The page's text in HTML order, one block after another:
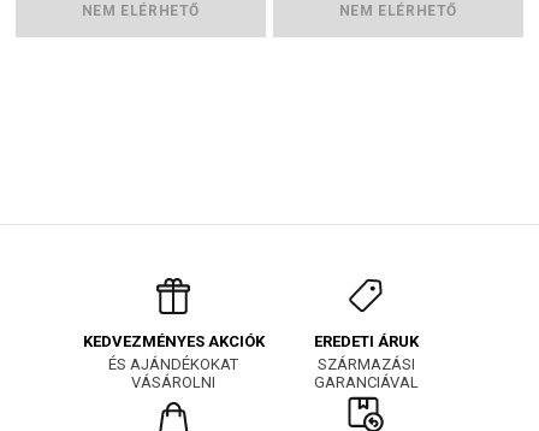
NEM ELÉRHETŐ NEM ELÉRHETŐ
KEDVEZMÉNYES AKCIÓK
ÉS AJÁNDÉKOKAT
VÁSÁROLNI
EREDETI ÁRUK
SZÁRMAZÁSI
GARANCIÁVAL